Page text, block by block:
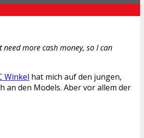
more cash money, so I can
Winkel hat mich auf den jungen,
an den Models. Aber vor allem der